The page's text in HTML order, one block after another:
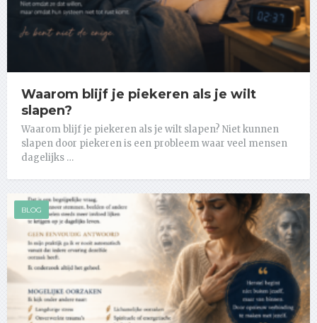
Waarom blijf je piekeren als je wilt
slapen?
Waarom blijf je piekeren als je wilt slapen? Niet kunnen
slapen door piekeren is een probleem waar veel mensen
dagelijks …
BLOG